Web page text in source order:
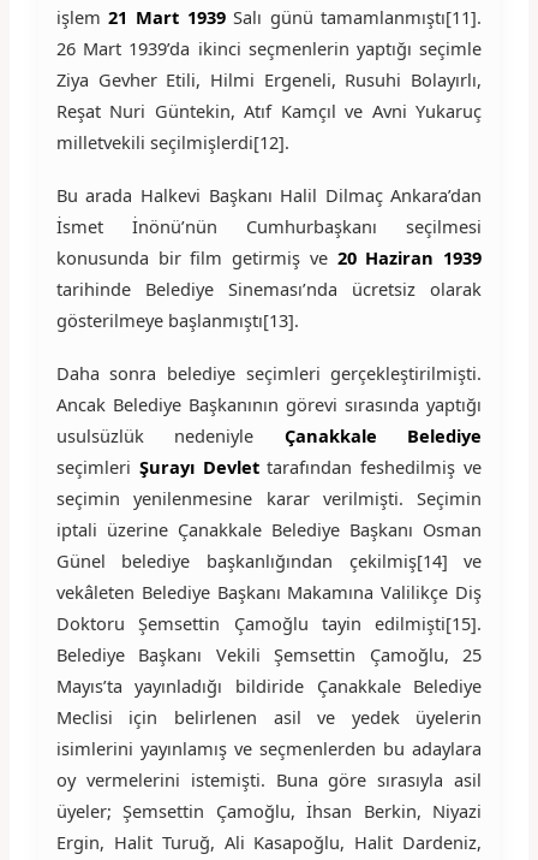
işlem21 Mart 1939Salı günü tamamlanmıştı[11].
26 Mart 1939’da ikinci seçmenlerin yaptığı seçimle
Ziya Gevher Etili, Hilmi Ergeneli, Rusuhi Bolayırlı,
Reşat Nuri Güntekin, Atıf Kamçıl ve Avni Yukaruç
milletvekili seçilmişlerdi[12].
Bu arada Halkevi Başkanı Halil Dilmaç Ankara’dan
İsmet İnönü’nün Cumhurbaşkanı seçilmesi
konusunda bir film getirmiş ve 20 Haziran 1939
tarihinde Belediye Sineması’nda ücretsiz olarak
gösterilmeye başlanmıştı[13].
Daha sonra belediye seçimleri gerçekleştirilmişti.
Ancak Belediye Başkanının görevi sırasında yaptığı
usulsüzlük nedeniyle Çanakkale Belediye
seçimleri Şurayı Devlettarafından feshedilmiş ve
seçimin yenilenmesine karar verilmişti. Seçimin
iptali üzerine Çanakkale Belediye Başkanı Osman
Günel belediye başkanlığından çekilmiş[14] ve
vekâleten Belediye Başkanı Makamına Valilikçe Diş
Doktoru Şemsettin Çamoğlu tayin edilmişti[15].
Belediye Başkanı Vekili Şemsettin Çamoğlu, 25
Mayıs’ta yayınladığı bildiride Çanakkale Belediye
Meclisi için belirlenen asil ve yedek üyelerin
isimlerini yayınlamış ve seçmenlerden bu adaylara
oy vermelerini istemişti. Buna göre sırasıyla asil
üyeler; Şemsettin Çamoğlu, İhsan Berkin, Niyazi
Ergin, Halit Turuğ, Ali Kasapoğlu, Halit Dardeniz,